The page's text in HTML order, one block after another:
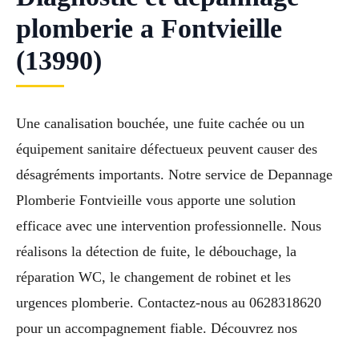
plomberie a Fontvieille
(13990)
Une canalisation bouchée, une fuite cachée ou un
équipement sanitaire défectueux peuvent causer des
désagréments importants. Notre service de Depannage
Plomberie Fontvieille vous apporte une solution
efficace avec une intervention professionnelle. Nous
réalisons la détection de fuite, le débouchage, la
réparation WC, le changement de robinet et les
urgences plomberie. Contactez-nous au 0628318620
pour un accompagnement fiable. Découvrez nos